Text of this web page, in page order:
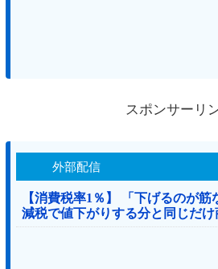
スポンサーリ
外部配信
【消費税率1％】 「下げるのが
減税で値下がりする分と同じだ
価格を変えない店も